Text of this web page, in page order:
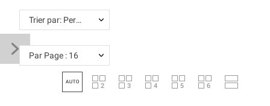
Trier par: Pertinence
Par Page : 16